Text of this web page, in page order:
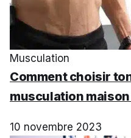
Musculation
Comment choisir
musculation maison
10 novembre 2023